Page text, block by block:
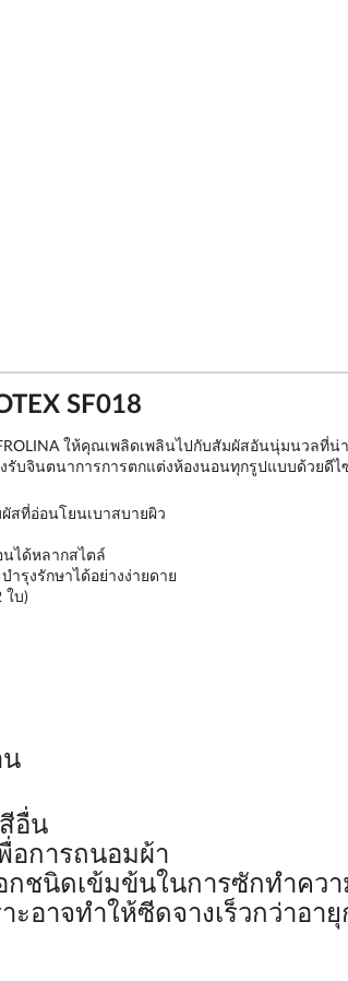
SF018
ให้คุณเพลิดเพลินไปกับสัมผัสอันนุ่มนวลที่น่
บจินตนาการการตกแต่งห้องนอนทุกรูปแบบด้วยดี
ผัสที่อ่อนโยนเบาสบายผิว
นได้หลากสไตล์
รุงรักษาได้อย่างง่ายดาย
ใบ)
อื่น
อการถนอมผ้า
ชนิดเข้มข้นในการซักทำคว
อาจทำให้ซีดจางเร็วกว่าอายุ